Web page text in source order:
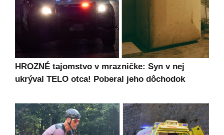
HROZNÉ tajomstvo v mrazničke: Syn v nej
ukrýval TELO otca! Poberal jeho dôchodok